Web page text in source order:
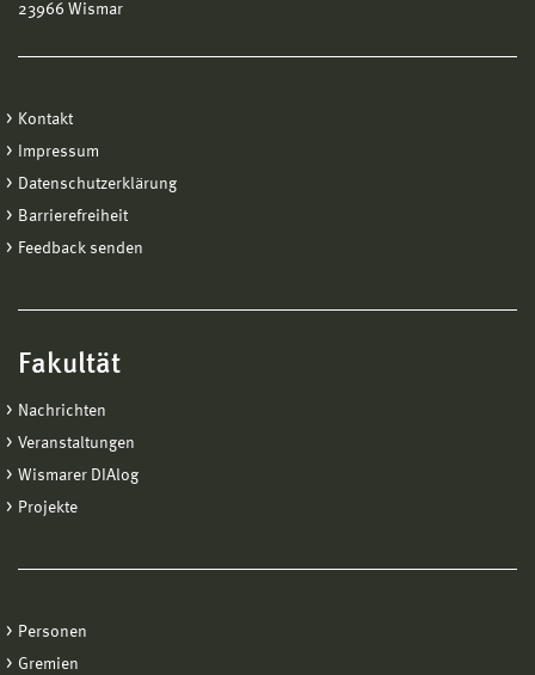
23966 Wismar
Kontakt
Impressum
Datenschutzerklärung
Barrierefreiheit
Feedback senden
Fakultät
Nachrichten
Veranstaltungen
Wismarer DIAlog
Projekte
Personen
Gremien